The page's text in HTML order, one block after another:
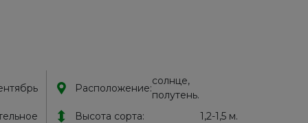
Расположение:
солнце,
полутень.
Высота сорта: 1,2-1,5 м.